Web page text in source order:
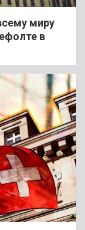
миру
в